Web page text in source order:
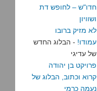
חדו"ש – לחופש דת
ושוויון
לא מזיק ברובו
עמודו! - הבלוג החדש
של עדיגי
פרויקט בן יהודה
קרוא וכתוב, הבלוג של
נעמה כרמי